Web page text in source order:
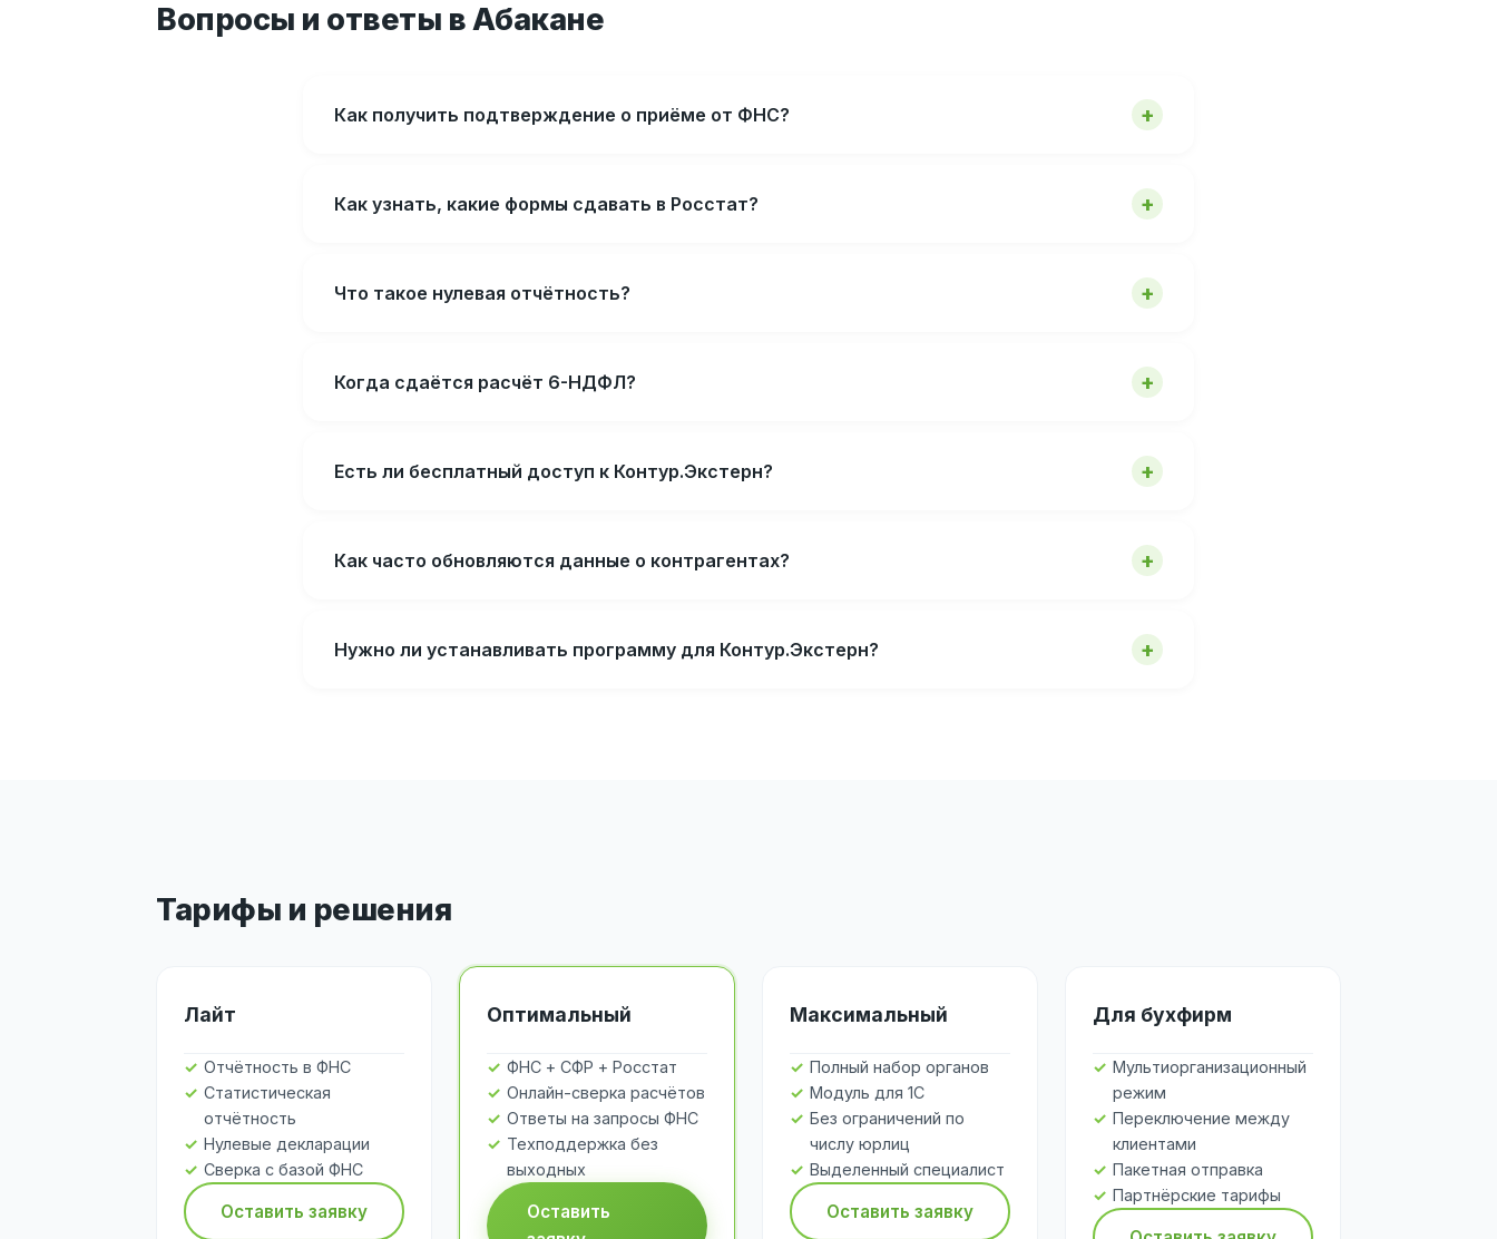
Вопросы и ответы в Абакане
Как получить подтверждение о приёме от ФНС?
Как узнать, какие формы сдавать в Росстат?
Что такое нулевая отчётность?
Когда сдаётся расчёт 6-НДФЛ?
Есть ли бесплатный доступ к Контур.Экстерн?
Как часто обновляются данные о контрагентах?
Нужно ли устанавливать программу для Контур.Экстерн?
Тарифы и решения
Лайт
Отчётность в ФНС
Статистическая
отчётность
Нулевые декларации
Сверка с базой ФНС
Оставить заявку
Оптимальный
ФНС + СФР + Росстат
Онлайн-сверка расчётов
Ответы на запросы ФНС
Техподдержка без
выходных
Оставить
Максимальный
Полный набор органов
Модуль для 1С
Без ограничений по
числу юрлиц
Выделенный специалист
Оставить заявку
Для бухфирм
Мультиорганизационный
режим
Переключение между
клиентами
Пакетная отправка
Партнёрские тарифы